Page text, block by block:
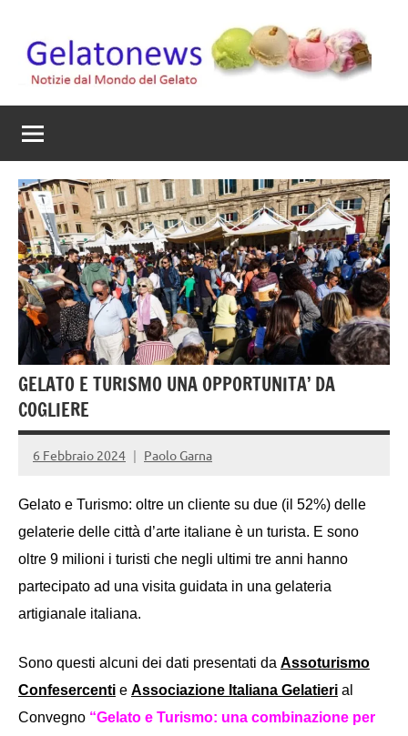
contenuto
Gelato
News
mondo
del
gelato
artigianale
GELATO E TURISMO UNA OPPORTUNITA’ DA
COGLIERE
6 Febbraio 2024 Paolo Garna
Gelato e Turismo: oltre un cliente su due (il 52%) delle
gelaterie delle città d’arte italiane è un turista. E sono
oltre 9 milioni i turisti che negli ultimi tre anni hanno
partecipato ad una visita guidata in una gelateria
artigianale italiana.
Sono questi alcuni dei dati presentati da Assoturismo
Confesercenti e Associazione Italiana Gelatieri al
Convegno “Gelato e Turismo: una combinazione per